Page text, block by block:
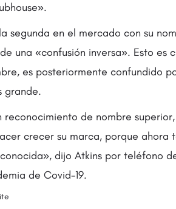
segunda en el mercado con su
una «confusión inversa». Esto es
es posteriormente confundido
grande.
de nombre
crecer su marca, porque ahora
dijo Atkins por teléfono
de Covid-19.